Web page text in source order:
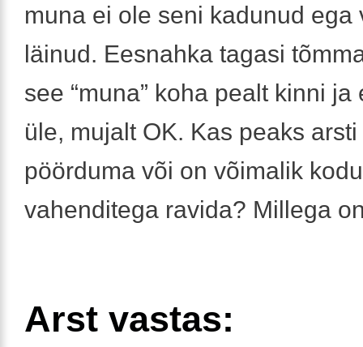
muna ei ole seni kadunud ega
läinud. Eesnahka tagasi
see “muna” koha pealt kinni ja
üle, mujalt OK. Kas peaks
pöörduma või on võimalik
vahenditega ravida? Millega
Arst vastas: